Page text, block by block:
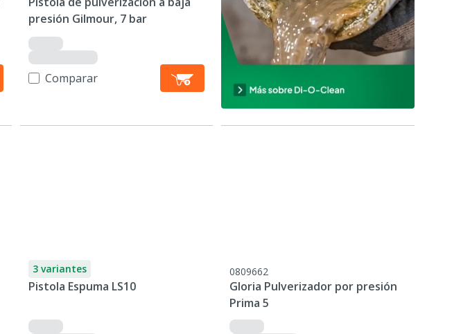
presión Gilmour, 7 bar
Comparar
3 variantes
Pistola Espuma LS10
0809662
Gloria Pulverizador por presión
Prima 5